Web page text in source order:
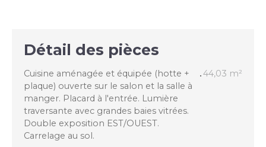
Détail des pièces
Cuisine aménagée et équipée (hotte +
plaque) ouverte sur le salon et la salle à
manger. Placard à l'entrée. Lumière
traversante avec grandes baies vitrées.
Double exposition EST/OUEST.
Carrelage au sol.
44,03 m²